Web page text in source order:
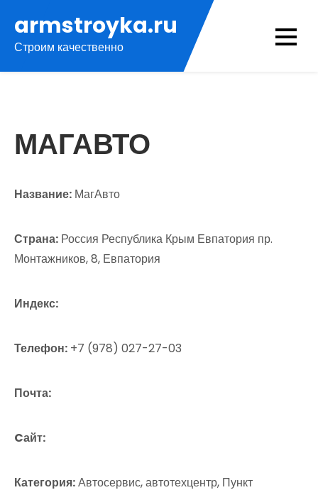
содержимому
armstroyka.ru
Строим качественно
МАГАВТО
Название: МагАвто
Страна: Россия Республика Крым Евпатория пр.
Монтажников, 8, Евпатория
Индекс:
Телефон: +7 (978) 027-27-03
Почта:
Cайт:
Категория:Автосервис, автотехцентр, Пункт